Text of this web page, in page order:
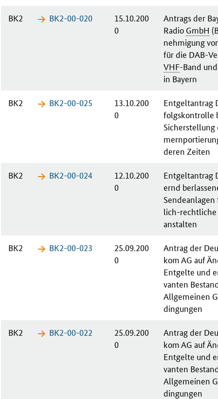
BK2 BK2-00-​020
15.10.200
0
An­trags der
Ra­dio GmbH
neh­mi­gung
für die DAB-
VHF-Band
in Bay­ern
BK2 BK2-00-​025
13.10.200
0
Ent­gelt­an­trag
folgs­kon­trol­le
de­ren Zei­ten
BK2 BK2-00-​024
12.10.200
0
Ent­gelt­an­trag
ernd
lich-
an­stal­ten
BK2 BK2-00-​023
25.09.200
0
An­trag der
kom AG auf
Ent­gel­te und
van­ten
All­ge­mei­nen
din­gun­gen
BK2 BK2-00-​022
25.09.200
0
An­trag der
kom AG auf
Ent­gel­te und
van­ten
All­ge­mei­nen
din­gun­gen